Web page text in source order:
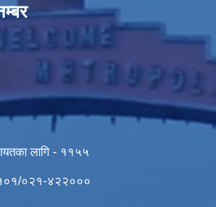
लागि - ११५५
१०१/०२१-४२२०००